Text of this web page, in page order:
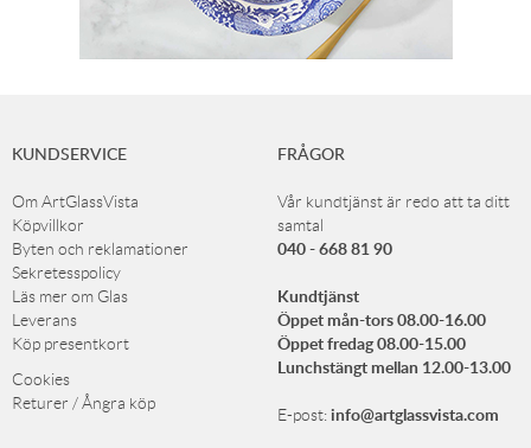
KUNDSERVICE
Om ArtGlassVista
Köpvillkor
Byten och reklamationer
Sekretesspolicy
Läs mer om Glas
Leverans
Köp presentkort
Cookies
Returer / Ångra köp
FRÅGOR
Vår kundtjänst är redo att ta ditt
samtal
040 - 668 81 90
Kundtjänst
Öppet mån-tors 08.00-16.00
Öppet fredag 08.00-15.00
Lunchstängt mellan 12.00-13.00
E-post:info@artglassvista.com